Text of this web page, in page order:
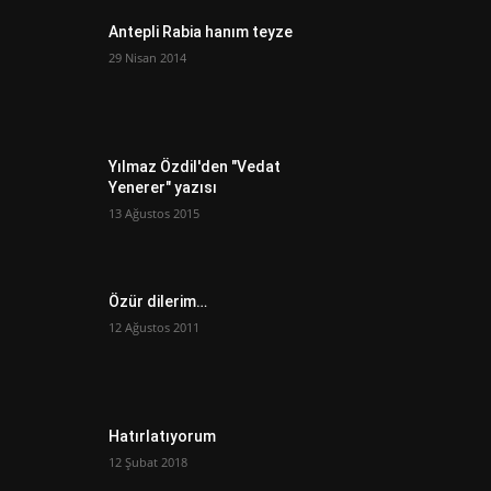
Antepli Rabia hanım teyze
29 Nisan 2014
Yılmaz Özdil'den "Vedat
Yenerer" yazısı
13 Ağustos 2015
Özür dilerim…
12 Ağustos 2011
Hatırlatıyorum
12 Şubat 2018